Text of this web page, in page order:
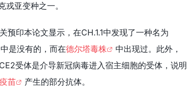
戎亚变种之一。
预印本论文显示，在CH.1.1中发现了一种名为
中是没有的，而在德尔塔毒株
中出现过。此外，
受体是介导新冠病毒进入宿主细胞的受体，说明
苗 产生的部分抗体。